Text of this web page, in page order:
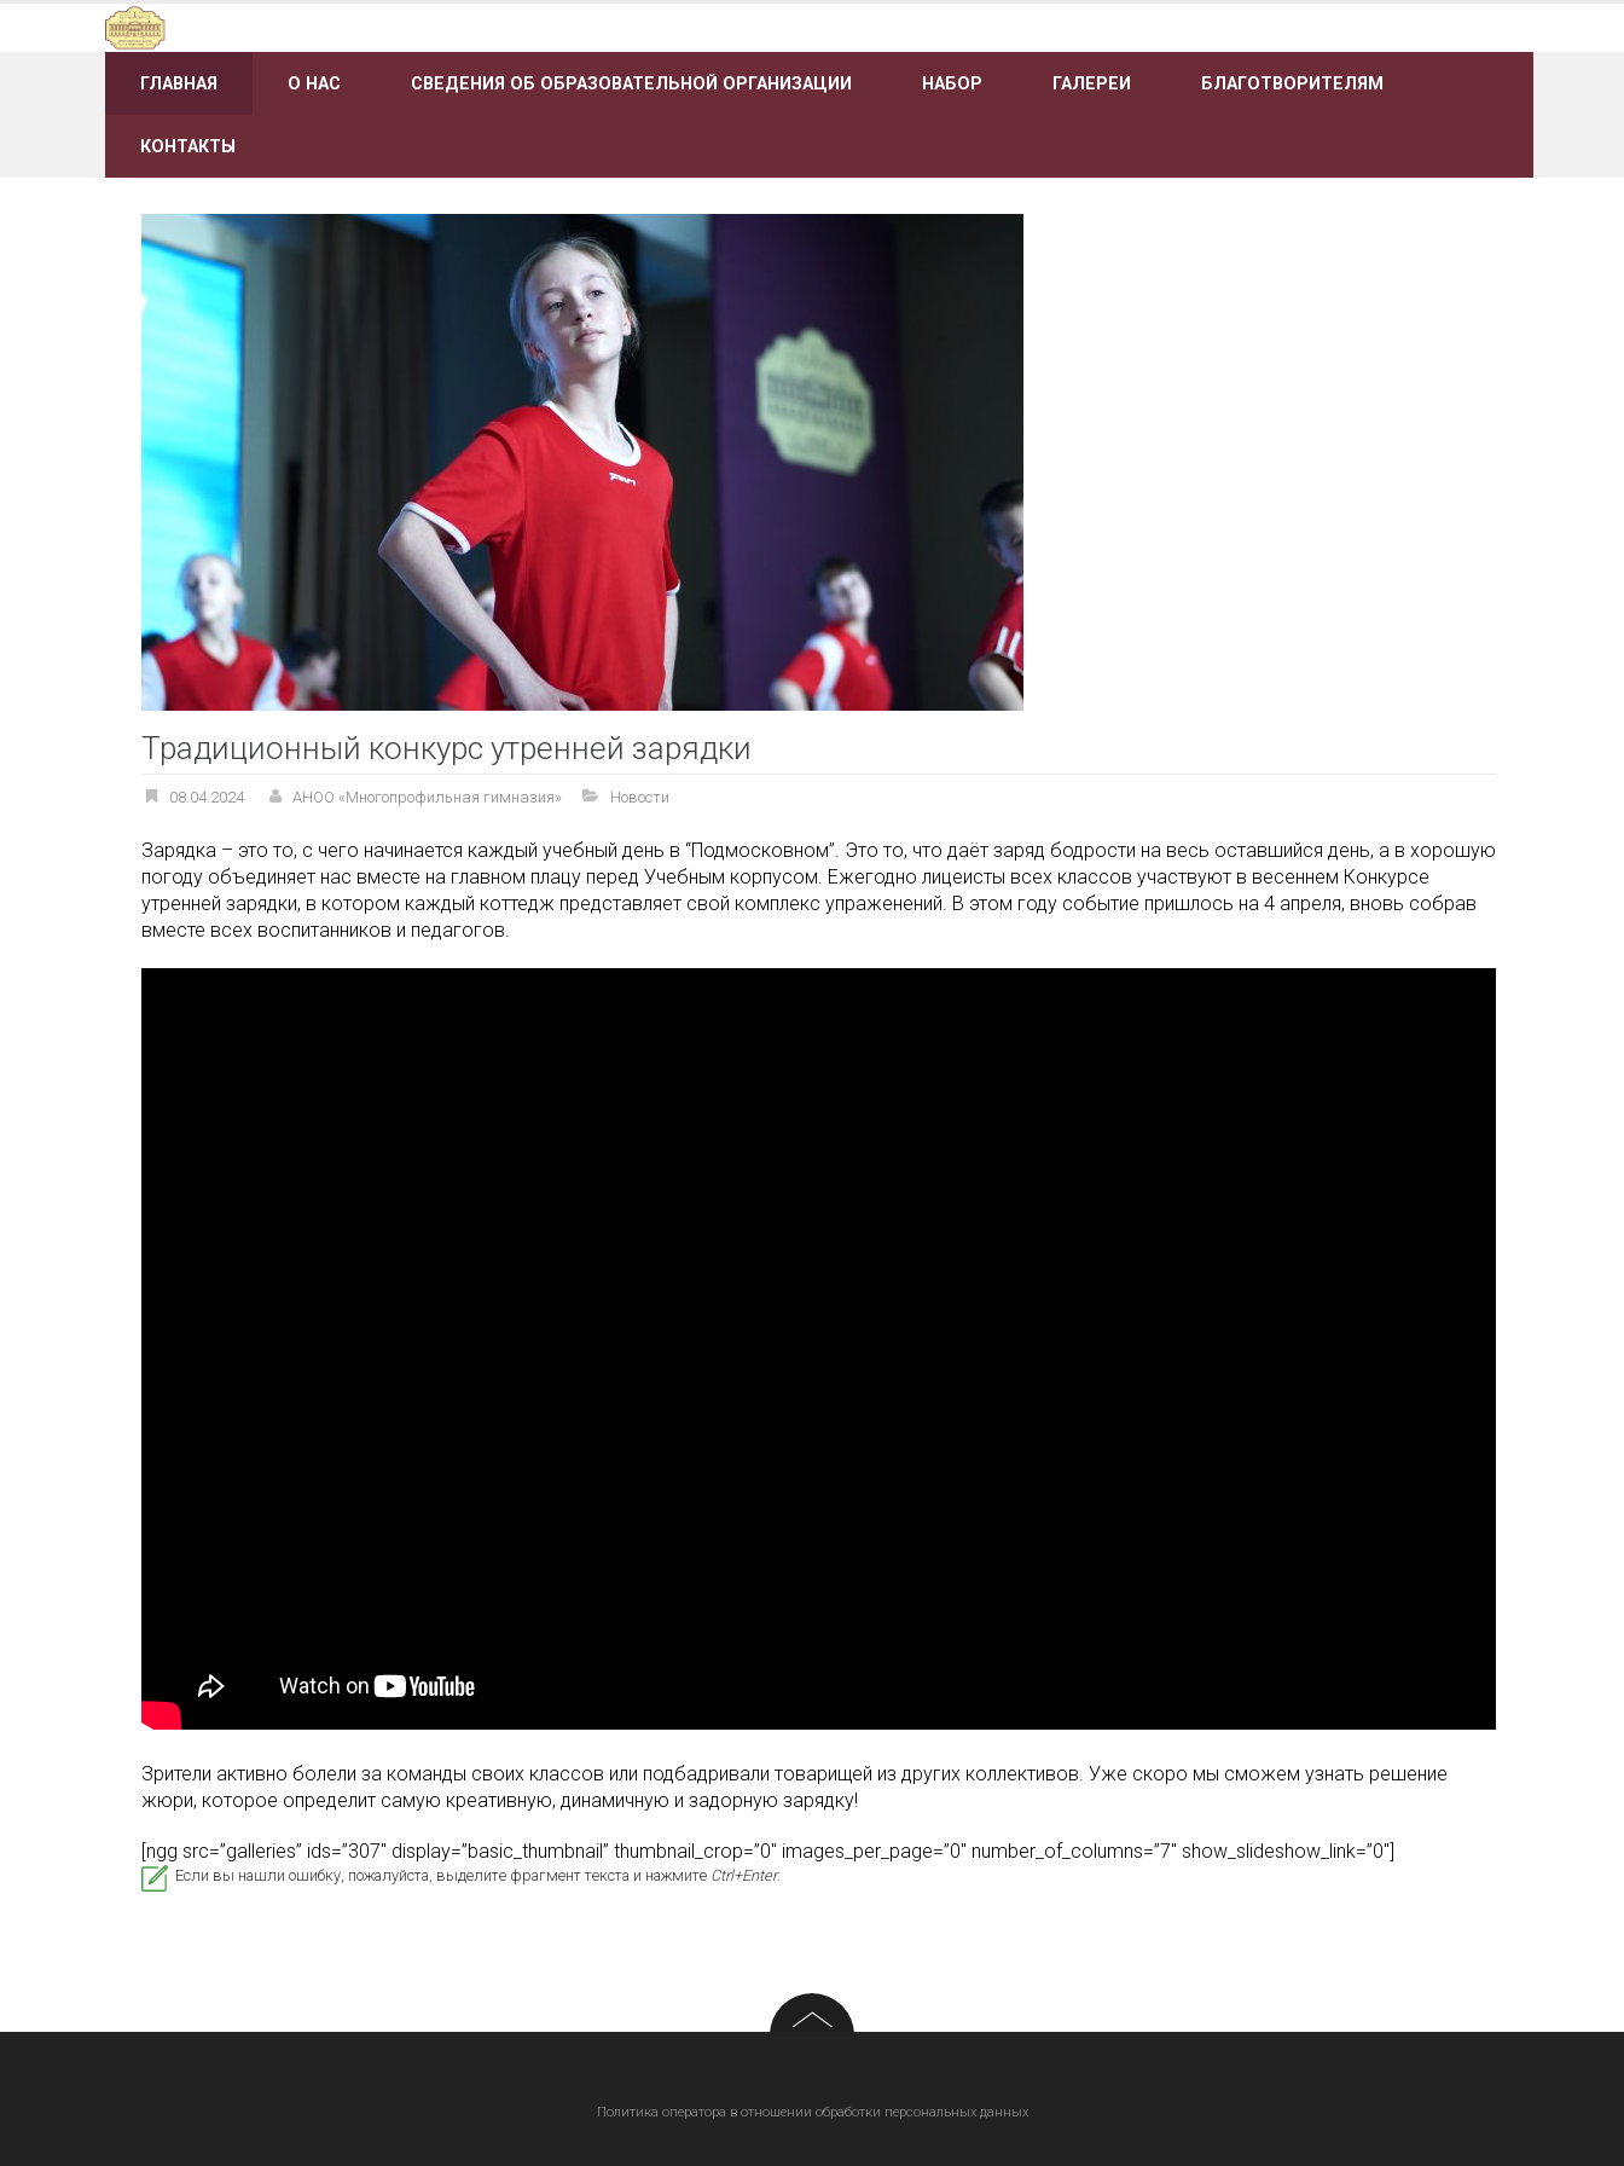
ГЛАВНАЯ О НАС СВЕДЕНИЯ ОБ ОБРАЗОВАТЕЛЬНОЙ ОРГАНИЗАЦИИ НАБОР ГАЛЕРЕИ БЛАГОТВОРИТЕЛЯМ
КОНТАКТЫ
Традиционный конкурс утренней зарядки
08.04.2024 АНОО «Многопрофильная гимназия» Новости
Зарядка – это то, с чего начинается каждый учебный день в “Подмосковном”. Это то, что даёт заряд бодрости на весь оставшийся день, а в хорошую
погоду объединяет нас вместе на главном плацу перед Учебным корпусом. Ежегодно лицеисты всех классов участвуют в весеннем Конкурсе
утренней зарядки, в котором каждый коттедж представляет свой комплекс упраженений. В этом году событие пришлось на 4 апреля, вновь собрав
вместе всех воспитанников и педагогов.
Зрители активно болели за команды своих классов или подбадривали товарищей из других коллективов. Уже скоро мы сможем узнать решение
жюри, которое определит самую креативную, динамичную и задорную зарядку!
[ngg src=”galleries” ids=”307″ display=”basic_thumbnail” thumbnail_crop=”0″ images_per_page=”0″ number_of_columns=”7″ show_slideshow_link=”0″]
Если вы нашли ошибку, пожалуйста, выделите фрагмент текста и нажмите Ctrl+Enter.
Политика оператора в отношении обработки персональных данных